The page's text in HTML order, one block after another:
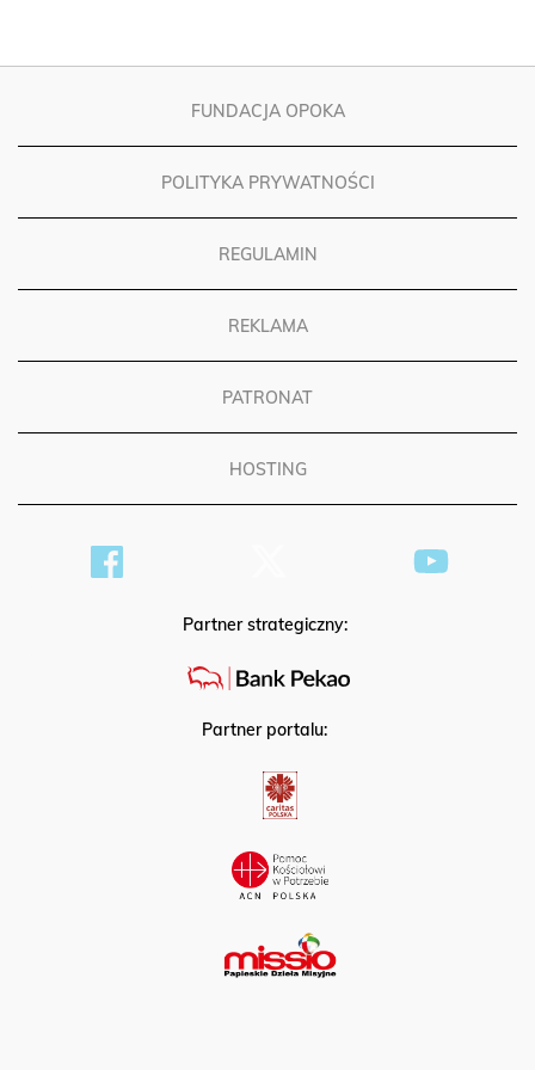
FUNDACJA OPOKA
POLITYKA PRYWATNOŚCI
REGULAMIN
REKLAMA
PATRONAT
HOSTING
Partner strategiczny:
Partner portalu: